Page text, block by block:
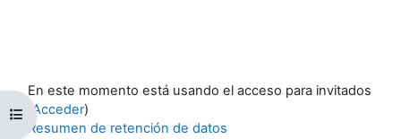
Abrir índice del curso
En este momento está usando el acceso para invitados
Acceder)
Resumen de retención de datos